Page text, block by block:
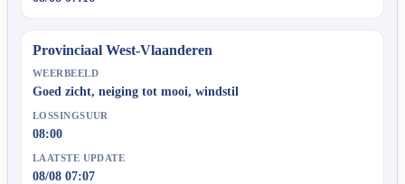
Provinciaal West-Vlaanderen
WEERBEELD
Goed zicht, neiging tot mooi, windstil
LOSSINGSUUR
08:00
LAATSTE UPDATE
08/08 07:07